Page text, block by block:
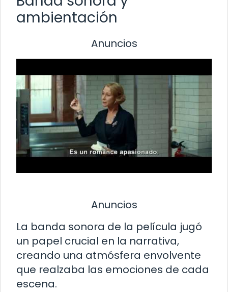
ambientación
Anuncios
Anuncios
La banda sonora de la película jugó
un papel crucial en la narrativa,
creando una atmósfera envolvente
que realzaba las emociones de cada
escena.